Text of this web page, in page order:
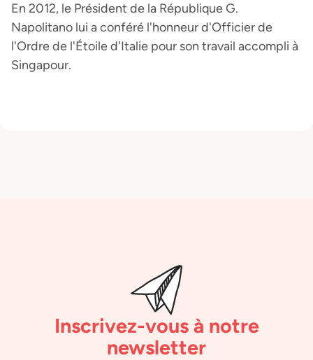
En 2012, le Président de la République G.
Napolitano lui a conféré l'honneur d'Officier de
l'Ordre de l'Étoile d'Italie pour son travail accompli à
Singapour.
Inscrivez-vous à notre
newsletter